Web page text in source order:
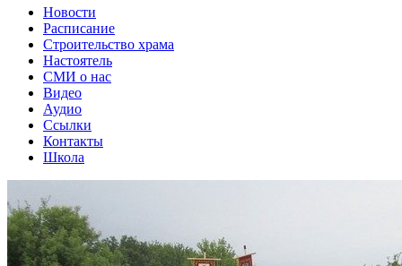
Новости
Расписание
Строительство храма
Настоятель
СМИ о нас
Видео
Аудио
Ссылки
Контакты
Школа